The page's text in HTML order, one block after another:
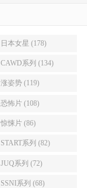
日本女星 (178)
CAWD系列 (134)
涨姿势 (119)
恐怖片 (108)
惊悚片 (86)
START系列 (82)
JUQ系列 (72)
SSNI系列 (68)